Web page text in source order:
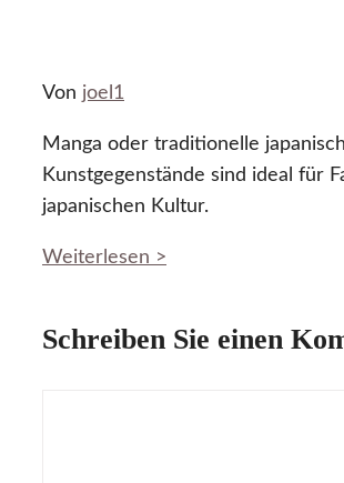
Von joel1
Manga oder traditionelle
Kunstgegenstände sind ideal für
japanischen Kultur.
Weiterlesen >
Schreiben Sie einen